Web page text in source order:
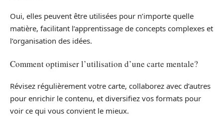
Oui, elles peuvent être utilisées pour n’importe quelle
matière, facilitant l’apprentissage de concepts complexes et
l’organisation des idées.
Comment optimiser l’utilisation d’une carte mentale?
Révisez régulièrement votre carte, collaborez avec d’autres
pour enrichir le contenu, et diversifiez vos formats pour
voir ce qui vous convient le mieux.